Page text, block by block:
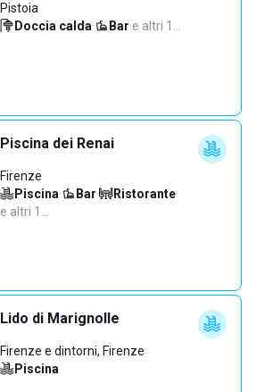
Pistoia
Doccia calda· Bar·e altri 1…
Piscina dei Renai
Firenze
Piscina· Bar· Ristorante·
e altri 1…
Lido di Marignolle
Firenze e dintorni, Firenze
Piscina